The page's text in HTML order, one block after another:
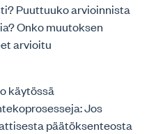
Puuttuuko arvioinnista
Onko muutoksen
arvioitu
käytössä
Jos
päätöksenteosta